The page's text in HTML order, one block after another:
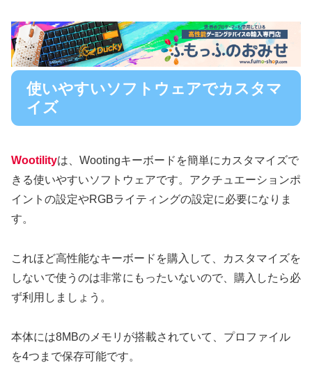
使いやすいソフトウェアでカスタマ
イズ
Wootilityは、Wootingキーボードを簡単にカスタマイズで
きる使いやすいソフトウェアです。アクチュエーションポ
イントの設定やRGBライティングの設定に必要になりま
す。
これほど高性能なキーボードを購入して、カスタマイズを
しないで使うのは非常にもったいないので、購入したら必
ず利用しましょう。
本体には8MBのメモリが搭載されていて、プロファイル
を4つまで保存可能です。